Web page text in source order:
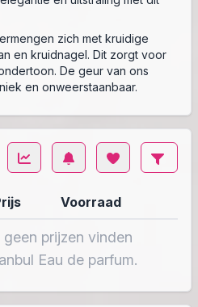
zich met kruidige
en kruidnagel. Dit zorgt voor
De geur van ons
en onweerstaanbaar.
Voorraad
geen prijzen vinden
Eau de parfum.